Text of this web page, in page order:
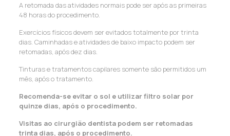
A retomada das atividades normais pode ser após as primeiras
48 horas do procedimento.
Exercícios físicos devem ser evitados totalmente por trinta
dias. Caminhadas e atividades de baixo impacto podem ser
retomadas, após dez dias.
Tinturas e tratamentos capilares somente são permitidos um
mês, após o tratamento.
Recomenda-se evitar o sol e utilizar filtro solar por
quinze dias, após o procedimento.
Visitas ao cirurgião dentista podem ser retomadas
trinta dias, após o procedimento.